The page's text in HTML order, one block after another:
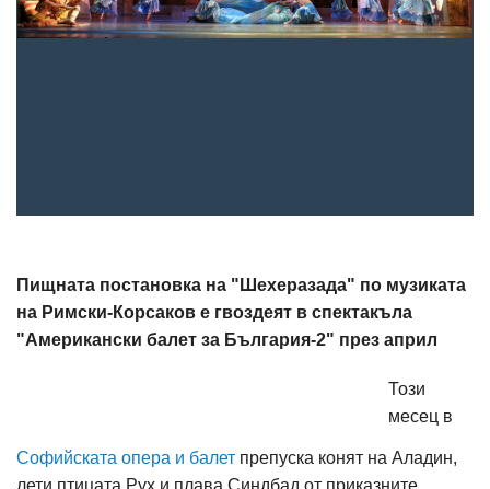
Пищната постановка на "Шехеразада" по музиката
на Римски-Корсаков е гвоздеят в спектакъла
"Американски балет за България-2" през април
Този
месец в
Софийската опера и балет препуска конят на Аладин,
лети птицата Рух и плава Синдбад от приказните